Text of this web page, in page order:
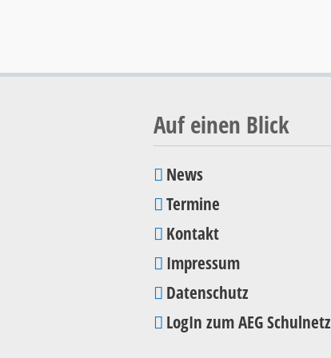
Auf einen Blick
Navigation
überspringen
News
Termine
Kontakt
Impressum
Datenschutz
LogIn zum AEG Schulnetz